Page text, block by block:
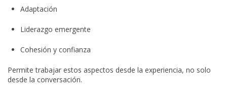
Adaptación
Liderazgo emergente
Cohesión y confianza
Permite trabajar estos aspectos desde la experiencia, no solo
desde la conversación.